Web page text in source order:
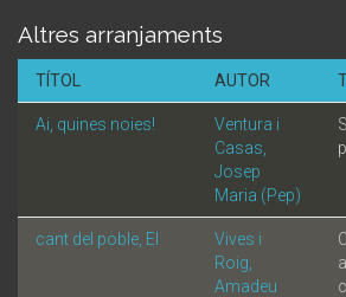
Altres arranjaments
TÍTOL AUTOR
Ai, quines noies!
Ventura i
Casas,
Josep
Maria (Pep)
cant del poble, El
Vives i
Roig,
Amadeu